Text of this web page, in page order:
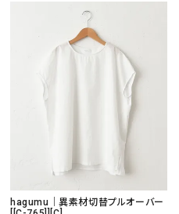
hagumu｜異素材切替プルオーバー